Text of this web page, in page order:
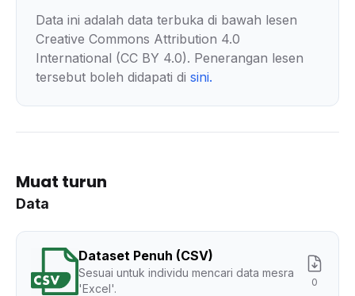
Data ini adalah data terbuka di bawah lesen
Creative Commons Attribution 4.0
International (CC BY 4.0). Penerangan lesen
tersebut boleh didapati di sini.
Muat turun
Data
Dataset Penuh (CSV)
Sesuai untuk individu mencari data mesra
'Excel'.
0